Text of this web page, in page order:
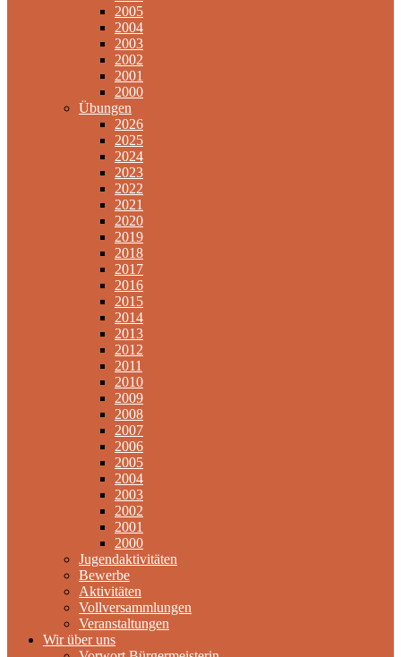
2005
2004
2003
2002
2001
2000
Übungen
2026
2025
2024
2023
2022
2021
2020
2019
2018
2017
2016
2015
2014
2013
2012
2011
2010
2009
2008
2007
2006
2005
2004
2003
2002
2001
2000
Jugendaktivitäten
Bewerbe
Aktivitäten
Vollversammlungen
Veranstaltungen
Wir über uns